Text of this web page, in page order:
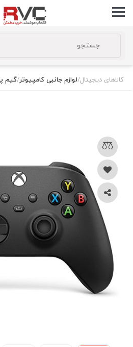
کالاهای دیجیتال/لوازم جانبی کامپیوتر/گیم